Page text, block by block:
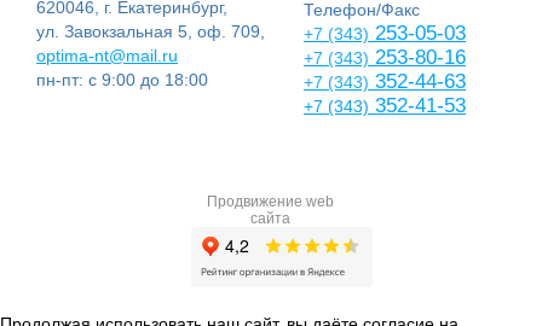
620046, г. Екатеринбург,
ул. Завокзальная 5, оф. 709,
optima-nt@mail.ru
пн-пт: с 9:00 до 18:00
Телефон/Факс
+7 (343) 253-05-03
+7 (343) 253-80-16
+7 (343) 352-44-63
+7 (343) 352-41-53
Продвижение web
сайта